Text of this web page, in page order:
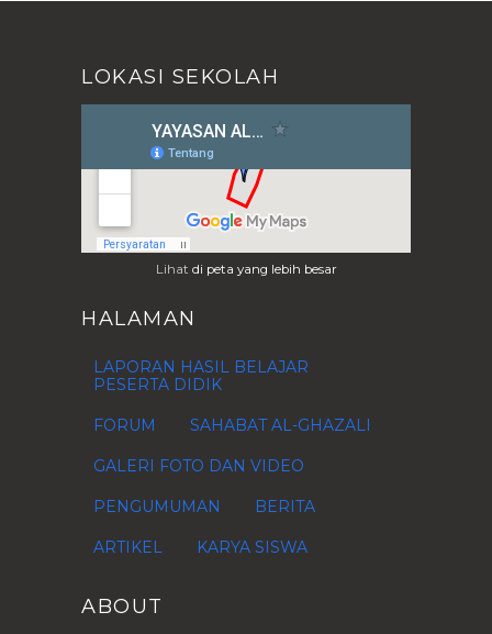
LOKASI SEKOLAH
Lihat di peta yang lebih besar
HALAMAN
LAPORAN HASIL BELAJAR
PESERTA DIDIK
FORUM SAHABAT AL-GHAZALI
GALERI FOTO DAN VIDEO
PENGUMUMAN BERITA
ARTIKEL KARYA SISWA
ABOUT